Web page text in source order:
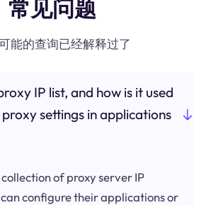
常见问题
能的查询已经解释过了
IP list, and how is it used
settings in applications
collection of proxy server IP
configure their applications or